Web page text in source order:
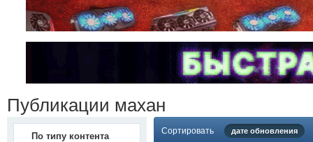
Публикации махан
По типу контента Сортировать дате обновления